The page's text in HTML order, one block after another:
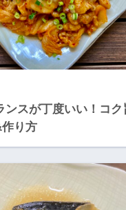
ンスが丁度いい！コク
り方